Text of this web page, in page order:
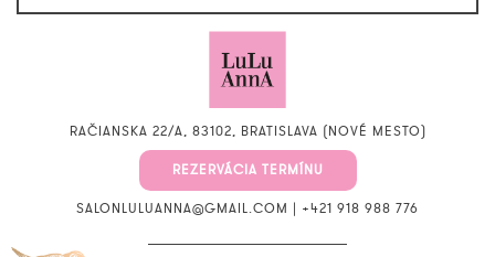
RAČIANSKA 22/A, 83102, BRATISLAVA (NOVÉ MESTO)
REZERVÁCIA TERMÍNU
SALONLULUANNA@GMAIL.COM | +421 918 988 776